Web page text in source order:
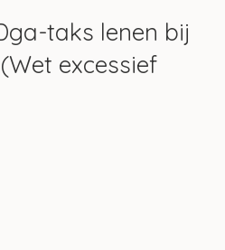
taks lenen bij
excessief